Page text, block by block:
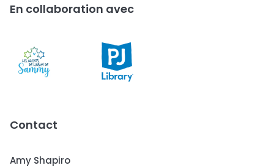
En collaboration avec
Contact
Amy Shapiro